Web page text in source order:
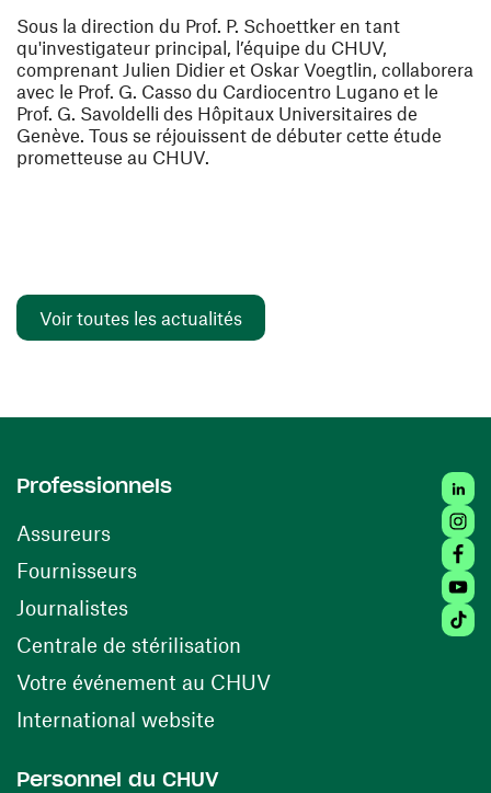
Sous la direction du Prof. P. Schoettker en tant
qu'investigateur principal, l’équipe du CHUV,
comprenant Julien Didier et Oskar Voegtlin, collaborera
avec le Prof. G. Casso du Cardiocentro Lugano et le
Prof. G. Savoldelli des Hôpitaux Universitaires de
Genève. Tous se réjouissent de débuter cette étude
prometteuse au CHUV.
Voir toutes les actualités
Professionnels
Assureurs
Fournisseurs(ouvre une nouvelle fenêtre)
Journalistes
Centrale de stérilisation (ouvre une nouvelle
Votre événement au CHUV(ouvre une nouvelle
International website
Personnel du CHUV